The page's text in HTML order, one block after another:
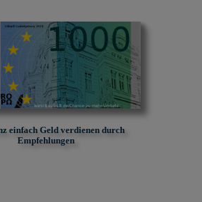
einfach Geld verdienen durch
Empfehlungen